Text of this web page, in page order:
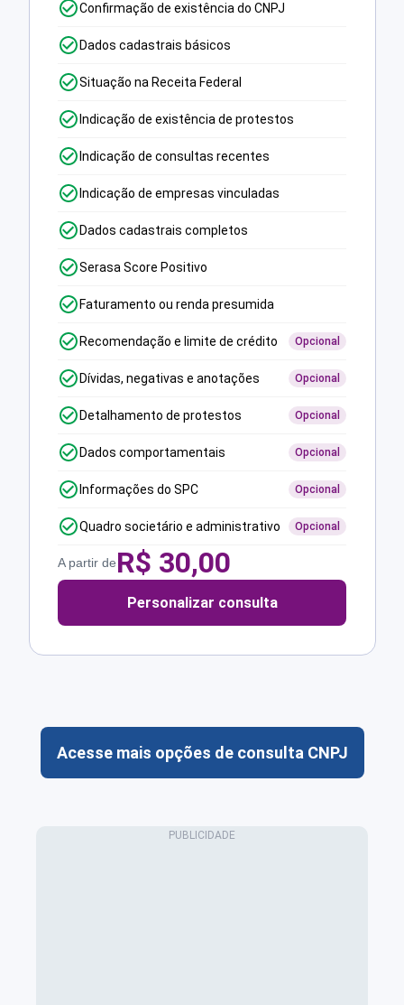
Confirmação de existência do CNPJ
Dados cadastrais básicos
Situação na Receita Federal
Indicação de existência de protestos
Indicação de consultas recentes
Indicação de empresas vinculadas
Dados cadastrais completos
Serasa Score Positivo
Faturamento ou renda presumida
Recomendação e limite de crédito Opcional
Dívidas, negativas e anotações Opcional
Detalhamento de protestos Opcional
Dados comportamentais Opcional
Informações do SPC Opcional
Quadro societário e administrativo Opcional
A partir deR$ 30,00
Personalizar consulta
Acesse mais opções de consulta CNPJ